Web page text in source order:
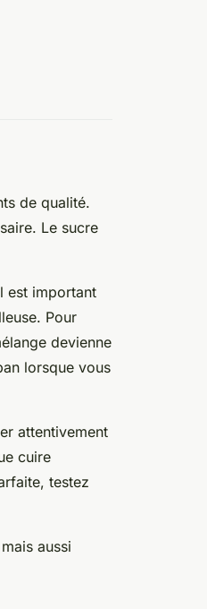
de qualité.
Le sucre
est important
Pour
devienne
lorsque vous
attentivement
cuire
testez
aussi